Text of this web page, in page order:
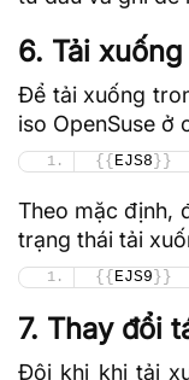
6. Tải
Để tải xuống
iso OpenSuse ở
{{ EJS8 }}
Theo mặc định,
trạng thái tải
{{ EJS9 }}
7. Thay đổi
Đôi khi khi tải